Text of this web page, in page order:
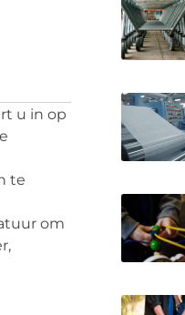
u in op
te
om